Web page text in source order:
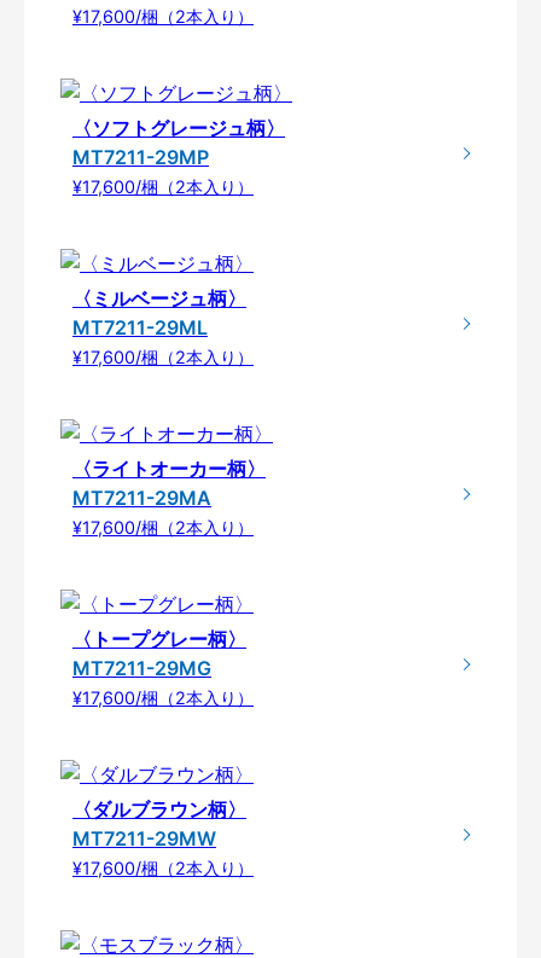
¥17,600/梱（2本入り）
〈ソフトグレージュ柄〉
MT7211-29MP
¥17,600/梱（2本入り）
〈ミルベージュ柄〉
MT7211-29ML
¥17,600/梱（2本入り）
〈ライトオーカー柄〉
MT7211-29MA
¥17,600/梱（2本入り）
〈トープグレー柄〉
MT7211-29MG
¥17,600/梱（2本入り）
〈ダルブラウン柄〉
MT7211-29MW
¥17,600/梱（2本入り）